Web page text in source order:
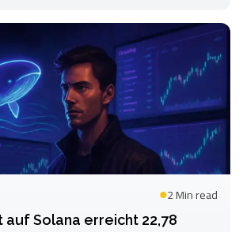
2 Minread
Solana erreicht 22,78